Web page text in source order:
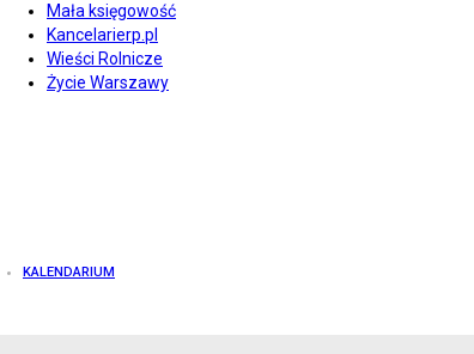
Mała księgowość
Kancelarierp.pl
Wieści Rolnicze
Życie Warszawy
KALENDARIUM